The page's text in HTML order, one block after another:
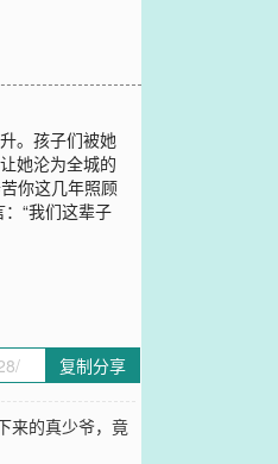
。孩子们被她
她沦为全城的
你这几年照顾
“我们这辈子
复制分享
来的真少爷，竟